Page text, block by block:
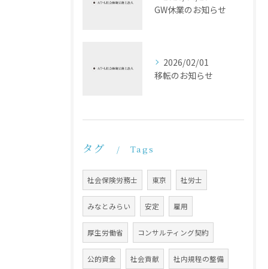
GW休業のお知らせ
2026/02/01
移転のお知らせ
タグ Tags
社会保険労務士 東京 社労士
みなとみらい 安定 雇用
厚生労働省 コンサルティング契約
公的資金 社会貢献 社内規程の整備